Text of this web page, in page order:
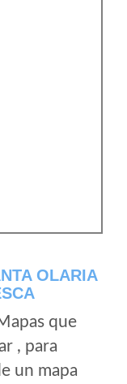
OLARIA
que
, para
un mapa